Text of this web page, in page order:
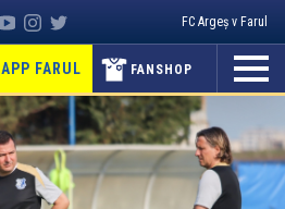
FC Argeș v Farul
APP FARUL FANSHOP